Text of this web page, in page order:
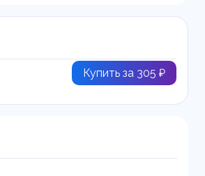
Купить за 305 ₽